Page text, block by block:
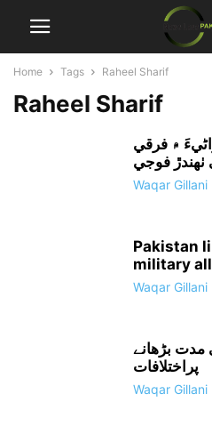
Home Tags Raheel Sharif
Raheel Sharif
۾ فرقي
Waqar Gillani
Pakistan
military
Waqar Gillani
بڑھانے
پراختلافات
Waqar Gillani